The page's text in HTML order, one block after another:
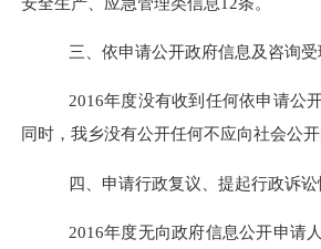
三、依申请公开政府信息及咨询
2016年度没有收到任何依申请公
同时，我乡没有公开任何不应向社会公开
四、申请行政复议、提起行政诉
2016年度无向政府信息公开申请